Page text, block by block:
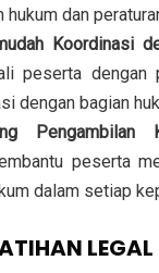
hukum dan
Koordinasi
peserta dengan
dengan bagian
Pengambilan
peserta
dalam setiap